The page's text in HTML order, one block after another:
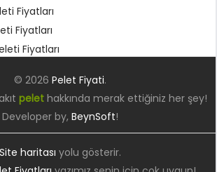
Fiyatları
Fiyatları
Fiyatları
© 2026 Pelet Fiyati.
pelethakkında merak ettiğiniz her şey!
Developer by, BeynSoft!
Site haritası yolu gösterir.